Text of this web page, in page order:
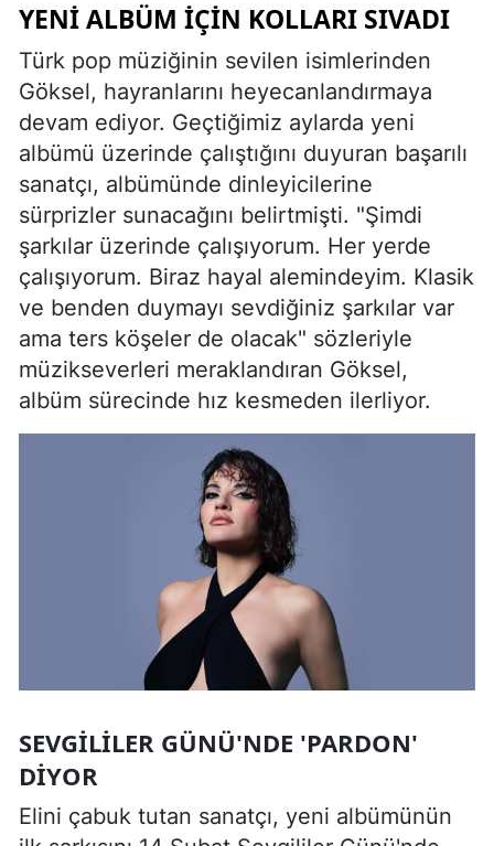
YENI ALBÜM İÇIN KOLLARI SIVADI
Türk pop müziğinin sevilen isimlerinden
Göksel, hayranlarını heyecanlandırmaya
devam ediyor. Geçtiğimiz aylarda yeni
albümü üzerinde çalıştığını duyuran başarılı
sanatçı, albümünde dinleyicilerine
sürprizler sunacağını belirtmişti. "Şimdi
şarkılar üzerinde çalışıyorum. Her yerde
çalışıyorum. Biraz hayal alemindeyim. Klasik
ve benden duymayı sevdiğiniz şarkılar var
ama ters köşeler de olacak" sözleriyle
müzikseverleri meraklandıran Göksel,
albüm sürecinde hız kesmeden ilerliyor.
SEVGILILER GÜNÜ'NDE 'PARDON'
DIYOR
Elini çabuk tutan sanatçı, yeni albümünün